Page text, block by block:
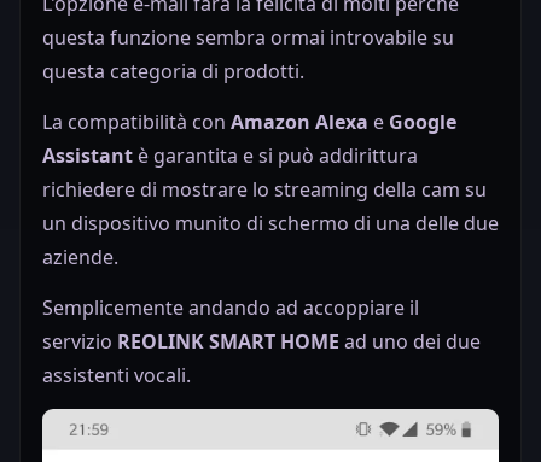
questa funzione sembra ormai introvabile su
questa categoria di prodotti.
La compatibilità con Amazon Alexa e Google
Assistant è garantita e si può addirittura
richiedere di mostrare lo streaming della cam su
un dispositivo munito di schermo di una delle due
aziende.
Semplicemente andando ad accoppiare il
servizio REOLINK SMART HOME ad uno dei due
assistenti vocali.